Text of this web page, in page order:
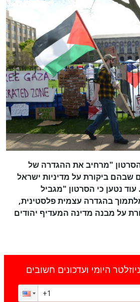
"מרחיב את ההגדרה של
שבהם ביקורת על מדיניות ישראל
נטען כי הסרטון "מגביל
בהגדרה עצמית פלסטינית,
על מבנה מדינה המעדיף יהודים
היומי ועדכונים חשובים